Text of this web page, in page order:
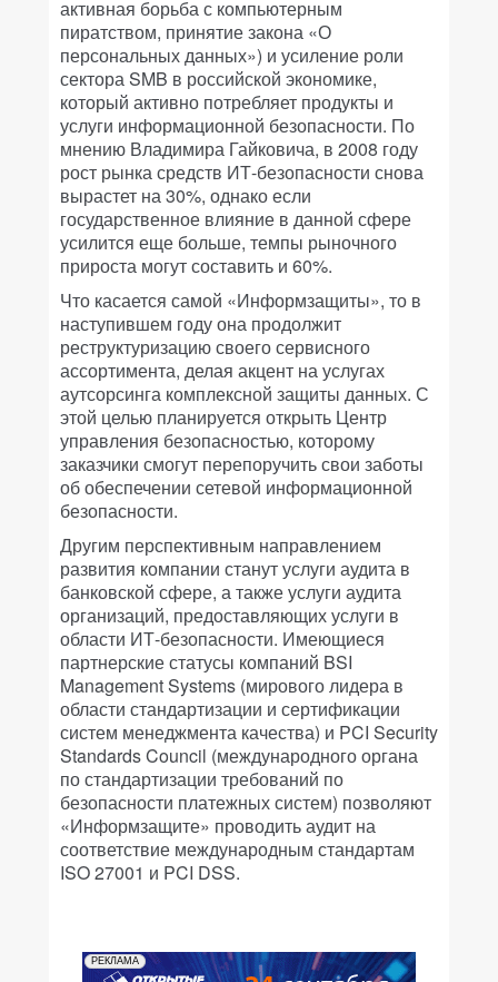
активная борьба с компьютерным
пиратством, принятие закона «О
персональных данных») и усиление роли
сектора SMB в российской экономике,
который активно потребляет продукты и
услуги информационной безопасности. По
мнению Владимира Гайковича, в 2008 году
рост рынка средств ИТ-безопасности снова
вырастет на 30%, однако если
государственное влияние в данной сфере
усилится еще больше, темпы рыночного
прироста могут составить и 60%.
Что касается самой «Информзащиты», то в
наступившем году она продолжит
реструктуризацию своего сервисного
ассортимента, делая акцент на услугах
аутсорсинга комплексной защиты данных. С
этой целью планируется открыть Центр
управления безопасностью, которому
заказчики смогут перепоручить свои заботы
об обеспечении сетевой информационной
безопасности.
Другим перспективным направлением
развития компании станут услуги аудита в
банковской сфере, а также услуги аудита
организаций, предоставляющих услуги в
области ИТ-безопасности. Имеющиеся
партнерские статусы компаний BSI
Management Systems (мирового лидера в
области стандартизации и сертификации
систем менеджмента качества) и PCI Security
Standards Council (международного органа
по стандартизации требований по
безопасности платежных систем) позволяют
«Информзащите» проводить аудит на
соответствие международным стандартам
ISO 27001 и PCI DSS.
РЕКЛАМА